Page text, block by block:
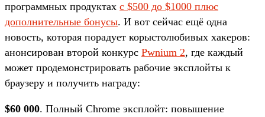
программных продуктах с $500 до $1000 плюс
дополнительные бонусы. И вот сейчас ещё одна
новость, которая порадует корыстолюбивых хакеров:
анонсирован второй конкурс Pwnium 2, где каждый
может продемонстрировать рабочие эксплойты к
браузеру и получить награду:
$60 000. Полный Chrome эксплойт: повышение